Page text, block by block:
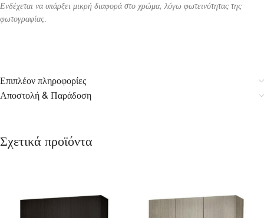
Ενδέχεται να υπάρξει μικρή διαφορά στο χρώμα, λόγω φωτεινότητας της
φωτογραφίας.
Επιπλέον πληροφορίες
Αποστολή & Παράδοση
Σχετικά προϊόντα